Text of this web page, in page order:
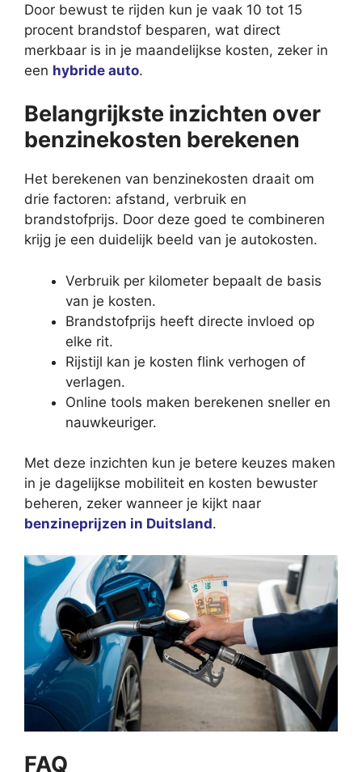
Door bewust te rijden kun je vaak 10 tot 15
procent brandstof besparen, wat direct
merkbaar is in je maandelijkse kosten, zeker in
een hybride auto.
Belangrijkste inzichten over
benzinekosten berekenen
Het berekenen van benzinekosten draait om
drie factoren: afstand, verbruik en
brandstofprijs. Door deze goed te combineren
krijg je een duidelijk beeld van je autokosten.
Verbruik per kilometer bepaalt de basis
van je kosten.
Brandstofprijs heeft directe invloed op
elke rit.
Rijstijl kan je kosten flink verhogen of
verlagen.
Online tools maken berekenen sneller en
nauwkeuriger.
Met deze inzichten kun je betere keuzes maken
in je dagelijkse mobiliteit en kosten bewuster
beheren, zeker wanneer je kijkt naar
benzineprijzen in Duitsland.
FAQ